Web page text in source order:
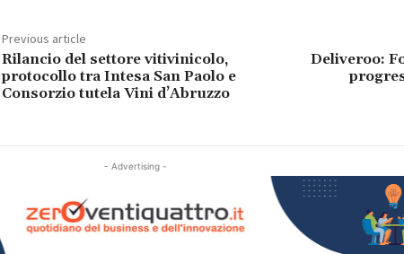
Previous article
Rilancio del settore vitivinicolo,
protocollo tra Intesa San Paolo e
Consorzio tutela Vini d’Abruzzo
Deliveroo:
- Advertising -